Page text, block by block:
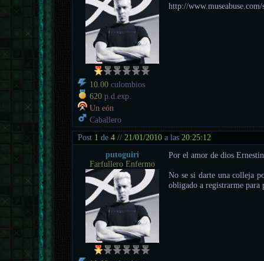
10.00 culombios
620 p.d.exp.
Un eón
Caballero
http://
Post 1 de4 // 21/01/2010 a las 20:25:12
putoguiri
Farfullero Enfermo
Por el amor de dios
No se si darte una colleja
obligado a registrarme para